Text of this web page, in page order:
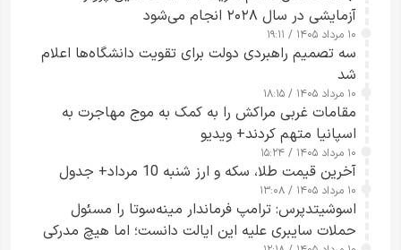
آزمایشی در سال ۲۰۲۸ انجام می‌شود
۱۰ مرداد ۱۴۰۵ / ۱۹:۱۱
سه تصمیم راهبردی دولت برای تقویت دانشگاه‌ها اعلام
شد
۱۰ مرداد ۱۴۰۵ / ۱۸:۱۵
مقامات غربی مراکش را به کمک به موج مهاجرت به
اسپانیا متهم کردند+ ویدیو
۱۰ مرداد ۱۴۰۵ / ۱۵:۲۴
آخرین قیمت طلا، سکه و ارز شنبه 10 مرداد+ جدول
۱۰ مرداد ۱۴۰۵ / ۱۳:۰۸
اسوشیتدپرس: ترامپ فرماندار مینه‌سوتا را مسئول
حملات سایبری علیه این ایالت دانست؛ اما هیچ مدرکی